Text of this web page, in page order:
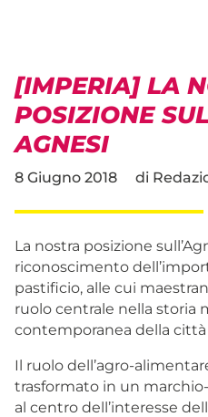
[IMPERIA] LA
POSIZIONE
AGNESI
8 Giugno 2018 di
La nostra posizione
riconoscimento
pastificio, alle cui
ruolo centrale nella storia
contemporanea della
Il ruolo dell’agro-
trasformato in un
al centro dell’interesse